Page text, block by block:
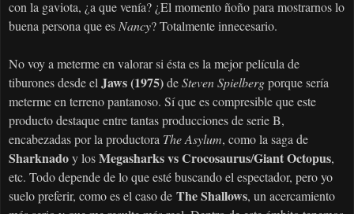
con la gaviota, ¿a que venía? ¿El momento ñoño para mostrarnos lo
buena persona que esNancy? Totalmente innecesario.
No voy a meterme en valorar si ésta es la mejor película de
tiburones desde elJaws (1975)deSteven Spielbergporque sería
meterme en terreno pantanoso. Sí que es compresible que este
producto destaque entre tantas producciones de serie B,
encabezadas por la productora The Asylum, como la saga de
Sharknadoy losMegasharks vs Crocosaurus/Giant Octopus,
etc. Todo depende de lo que esté buscando el espectador, pero yo
suelo preferir, como es el caso de The Shallows, un acercamiento